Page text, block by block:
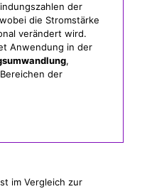
der
die Stromstärke
verändert wird.
Anwendung in der
,
der
im Vergleich zur